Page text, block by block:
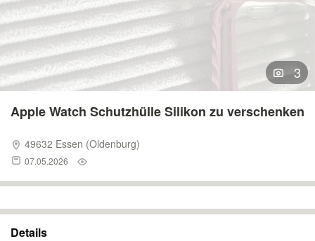
3
Apple Watch Schutzhülle Silikon zu verschenken
49632 Essen (Oldenburg)
07.05.2026
Details